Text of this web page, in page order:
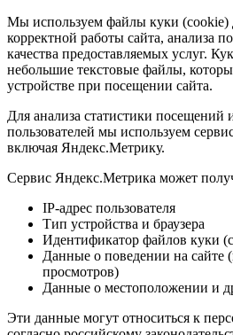
Мы используем файлы куки (cookie)
корректной работы сайта, анализа
качества предоставляемых услуг.
небольшие текстовые файлы,
устройстве при посещении сайта.
Для анализа статистики посещений
пользователей мы используем
включая Яндекс.Метрику.
Сервис Яндекс.Метрика может
IP-адрес пользователя
Тип устройства и браузера
Идентификатор файлов куки
Данные о поведении на сайте
просмотров)
Данные о местоположении и
Эти данные могут относиться к